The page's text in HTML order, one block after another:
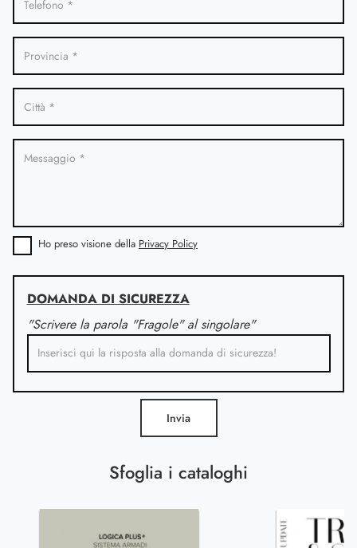
Sfoglia i cataloghi
Ho preso visione della Privacy Policy
DOMANDA DI SICUREZZA
"Scrivere la parola "Fragole" al singolare"
Invia